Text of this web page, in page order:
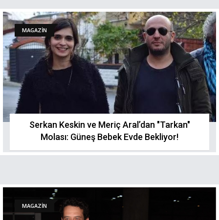
MAGAZİN
Serkan Keskin ve Meriç Aral’dan "Tarkan"
Molası: Güneş Bebek Evde Bekliyor!
MAGAZİN